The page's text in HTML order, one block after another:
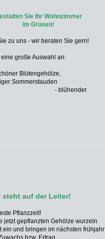
Sie Ihr Wohnzimmer
im Grünen!
zu uns - wir beraten Sie gern!
große Auswahl an:
Blütengehölze,
Sommerstauden
steht auf der Leiter!
Pflanzzeit!
jetzt gepflanzten Gehölze wurzeln
ein und bringen im nächsten frühjahr
bzw. Ertrag.